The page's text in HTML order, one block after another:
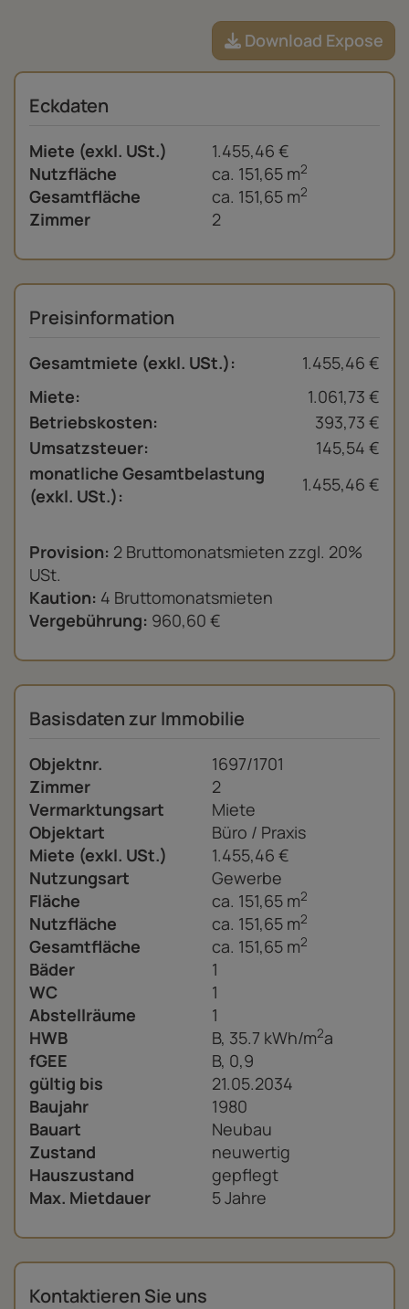
Download Expose
Eckdaten
Miete (exkl. USt.)
1.455,46 €
Nutzfläche
ca. 151,65 m2
Gesamtfläche ca. 151,65 m2
Zimmer 2
Preisinformation
Gesamtmiete (exkl. USt.):
1.455,46 €
Miete:
1.061,73 €
Betriebskosten:
393,73 €
Umsatzsteuer:
145,54 €
monatliche Gesamtbelastung
(exkl. USt.):
1.455,46 €
Provision: 2 Bruttomonatsmieten zzgl. 20%
USt.
Kaution: 4 Bruttomonatsmieten
Vergebührung: 960,60 €
Basisdaten zur Immobilie
Objektnr.
1697/1701
Zimmer
2
Vermarktungsart
Miete
Objektart
Büro / Praxis
Miete (exkl. USt.)
1.455,46 €
Nutzungsart
Gewerbe
Fläche
ca. 151,65 m2
Nutzfläche ca. 151,65 m2
Gesamtfläche ca. 151,65 m2
Bäder
1
WC
1
Abstellräume
1
HWB
B, 35.7 kWh/m2a
fGEE
B, 0,9
gültig bis
21.05.2034
Baujahr
1980
Bauart
Neubau
Zustand
neuwertig
Hauszustand
gepflegt
Max. Mietdauer
5 Jahre
Kontaktieren Sie uns